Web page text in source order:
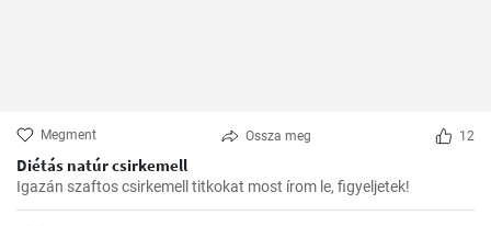
Megment Ossza meg 12
Diétás natúr csirkemell
Igazán szaftos csirkemell titkokat most írom le, figyeljetek!